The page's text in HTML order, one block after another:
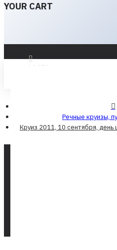
YOUR CART
LOGIN
Речные круизы,
Круиз 2011, 10 сентября,
Круиз 2011,
шестой,